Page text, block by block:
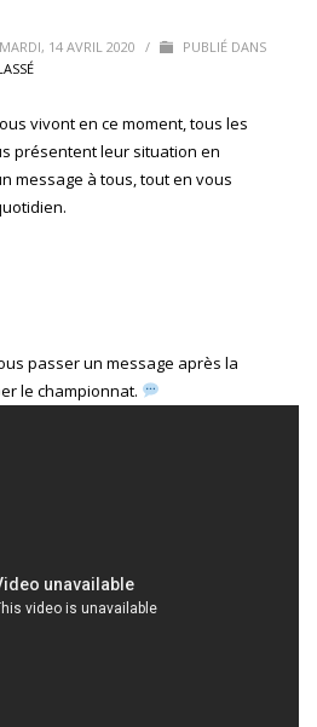
MARDI, 14 AVRIL 2020 /
PUBLIÉ DANS
vivont en ce moment, tous les
présentent leur situation en
message à tous, tout en vous
passer un message après la
le championnat.